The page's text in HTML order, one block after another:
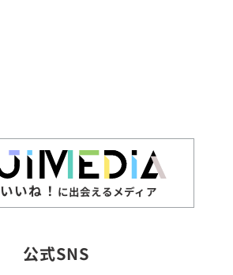
いいね！ に出会えるメディア
公式SNS